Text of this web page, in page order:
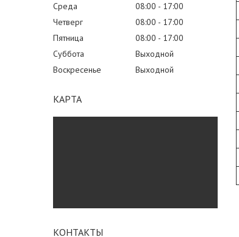
Среда
08:00
17:00
Четверг
08:00
17:00
Пятница
08:00
17:00
Суббота
Выходной
Воскресенье
Выходной
КАРТА
КОНТАКТЫ